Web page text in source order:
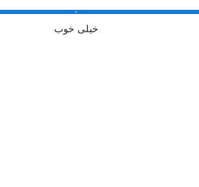
خیلی خوب